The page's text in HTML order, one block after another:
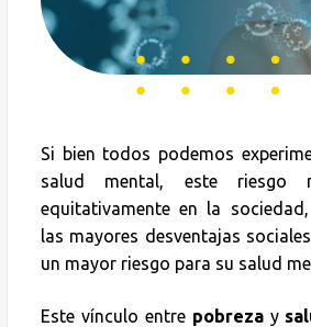
Si bien todos podemos
salud mental, este riesgo
equitativamente en la
las mayores desventajas
un mayor riesgo para su salud
Este vínculo entre pobrezay